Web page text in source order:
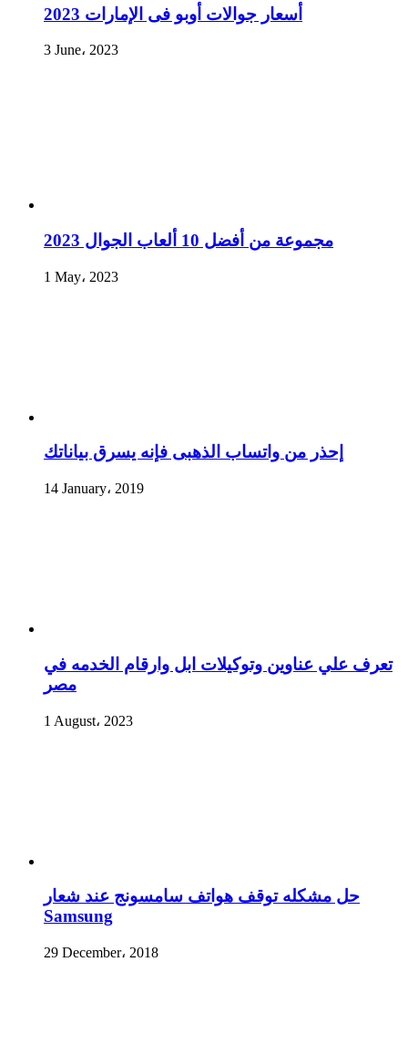
أسعار جوالات أوبو فى الإمارات 2023
3 June، 2023
مجموعة من أفضل 10 ألعاب الجوال 2023
1 May، 2023
إحذر من واتساب الذهبى فإنه يسرق بياناتك
14 January، 2019
تعرف علي عناوين وتوكيلات ابل وارقام الخدمه في
مصر
1 August، 2023
حل مشكله توقف هواتف سامسونج عند شعار
Samsung
29 December، 2018